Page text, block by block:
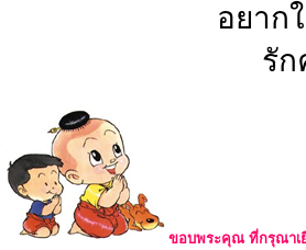
อยาก
รั
ขอบพระคุณ ที่กรุณาเ